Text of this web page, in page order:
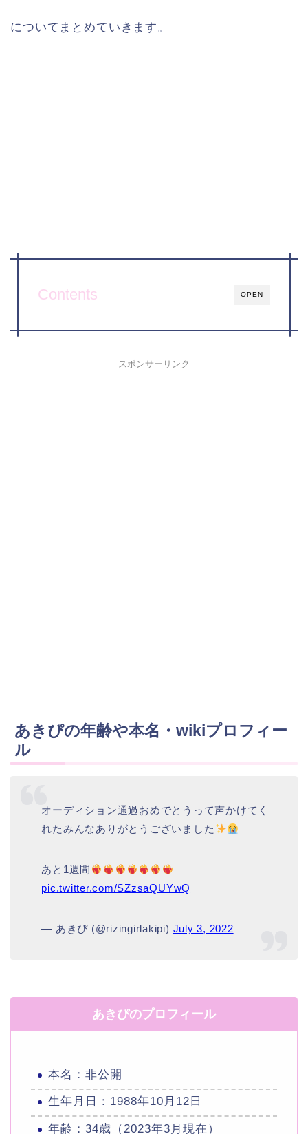
についてまとめていきます。
OPEN
Contents
スポンサーリンク
あきぴの年齢や本名・wikiプロフィー
ル
オーディション通過おめでとうって声かけてく
れたみんなありがとうございました
あと1週間
pic.twitter.com/SZzsaQUYwQ
— あきぴ (@rizingirlakipi) July 3, 2022
あきぴのプロフィール
本名：非公開
生年月日：1988年10月12日
年齢：34歳（2023年3月現在）